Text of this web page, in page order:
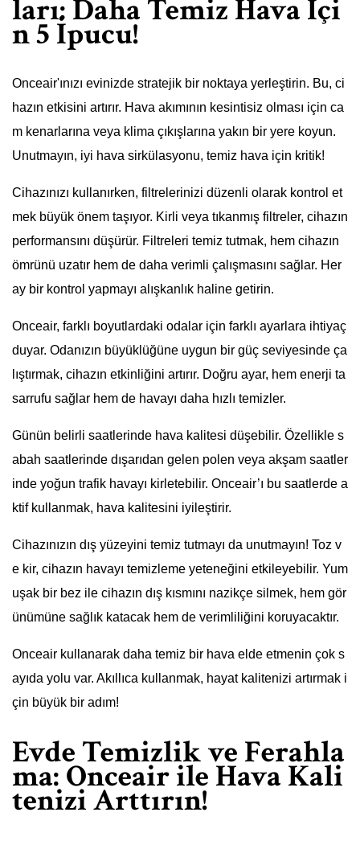
ları: Daha Temiz Hava İçi
n 5 İpucu!
Onceair'ınızı evinizde stratejik bir noktaya yerleştirin. Bu, ci
hazın etkisini artırır. Hava akımının kesintisiz olması için ca
m kenarlarına veya klima çıkışlarına yakın bir yere koyun.
Unutmayın, iyi hava sirkülasyonu, temiz hava için kritik!
Cihazınızı kullanırken, filtrelerinizi düzenli olarak kontrol et
mek büyük önem taşıyor. Kirli veya tıkanmış filtreler, cihazın
performansını düşürür. Filtreleri temiz tutmak, hem cihazın
ömrünü uzatır hem de daha verimli çalışmasını sağlar. Her
ay bir kontrol yapmayı alışkanlık haline getirin.
Onceair, farklı boyutlardaki odalar için farklı ayarlara ihtiyaç
duyar. Odanızın büyüklüğüne uygun bir güç seviyesinde ça
lıştırmak, cihazın etkinliğini artırır. Doğru ayar, hem enerji ta
sarrufu sağlar hem de havayı daha hızlı temizler.
Günün belirli saatlerinde hava kalitesi düşebilir. Özellikle s
abah saatlerinde dışarıdan gelen polen veya akşam saatler
inde yoğun trafik havayı kirletebilir. Onceair’ı bu saatlerde a
ktif kullanmak, hava kalitesini iyileştirir.
Cihazınızın dış yüzeyini temiz tutmayı da unutmayın! Toz v
e kir, cihazın havayı temizleme yeteneğini etkileyebilir. Yum
uşak bir bez ile cihazın dış kısmını nazikçe silmek, hem gör
ünümüne sağlık katacak hem de verimliliğini koruyacaktır.
Onceair kullanarak daha temiz bir hava elde etmenin çok s
ayıda yolu var. Akıllıca kullanmak, hayat kalitenizi artırmak i
çin büyük bir adım!
Evde Temizlik ve Ferahla
ma: Onceair ile Hava Kali
tenizi Arttırın!